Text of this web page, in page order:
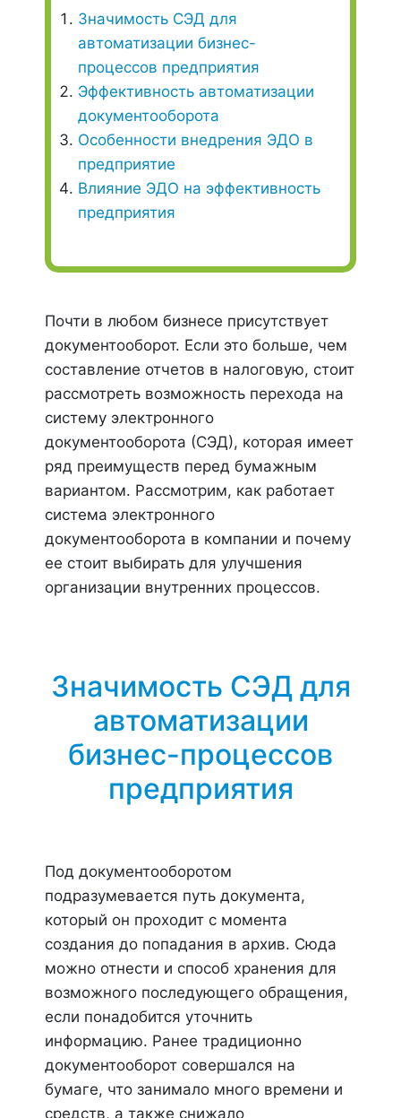
Значимость СЭД для
автоматизации бизнес-
процессов предприятия
Эффективность автоматизации
документооборота
Особенности внедрения ЭДО в
предприятие
Влияние ЭДО на эффективность
предприятия
Почти в любом бизнесе присутствует
документооборот. Если это больше, чем
составление отчетов в налоговую, стоит
рассмотреть возможность перехода на
систему электронного
документооборота (СЭД), которая имеет
ряд преимуществ перед бумажным
вариантом. Рассмотрим, как работает
система электронного
документооборота в компании и почему
ее стоит выбирать для улучшения
организации внутренних процессов.
Значимость СЭД для
автоматизации
бизнес-процессов
предприятия
Под документооборотом
подразумевается путь документа,
который он проходит с момента
создания до попадания в архив. Сюда
можно отнести и способ хранения для
возможного последующего обращения,
если понадобится уточнить
информацию. Ранее традиционно
документооборот совершался на
бумаге, что занимало много времени и
средств, а также снижало